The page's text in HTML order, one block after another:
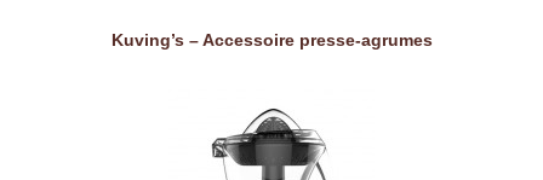
Kuving’s – Accessoire presse-agrumes